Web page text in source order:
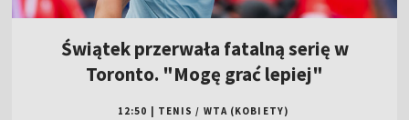
Świątek przerwała fatalną serię w
Toronto. "Mogę grać lepiej"
12:50 TENIS / WTA (KOBIETY)